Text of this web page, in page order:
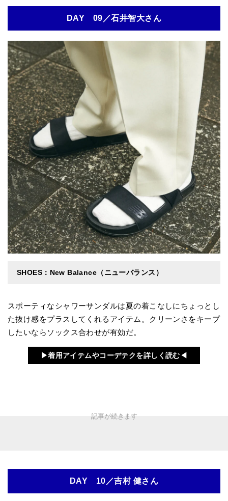
DAY 09／石井智大さん
SHOES：New Balance（ニューバランス）
スポーティなシャワーサンダルは夏の着こなしにちょっとし
た抜け感をプラスしてくれるアイテム。クリーンさをキープ
したいならソックス合わせが有効だ。
▶︎着用アイテムやコーデテクを詳しく読む◀︎
DAY 10／吉村 健さん